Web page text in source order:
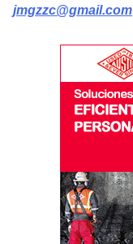
jmgzzc@gmail.com